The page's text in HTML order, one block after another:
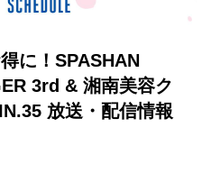
に！SPASHAN
3rd & 湘南美容ク
放送・配信情報